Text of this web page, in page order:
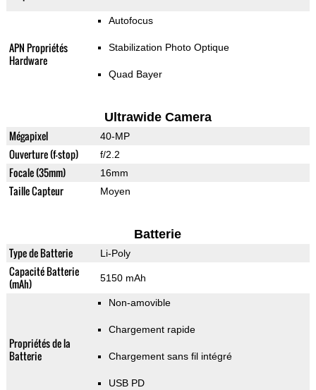
APN Propriétés
Hardware
Autofocus
Stabilization Photo Optique
Quad Bayer
Ultrawide Camera
Mégapixel 40-MP
Ouverture (f-stop) f/2.2
Focale (35mm) 16mm
Taille Capteur Moyen
Batterie
Type de Batterie Li-Poly
Capacité Batterie
(mAh)
5150 mAh
Propriétés de la
Batterie
Non-amovible
Chargement rapide
Chargement sans fil intégré
USB PD